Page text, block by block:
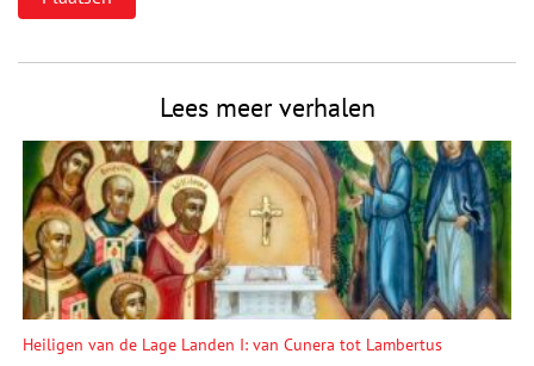
Lees meer verhalen
Heiligen van de Lage Landen I: van Cunera tot Lambertus